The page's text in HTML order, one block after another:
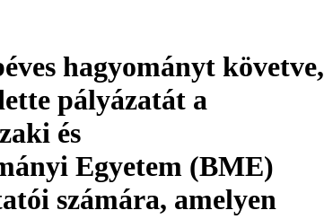
hagyományt követve,
pályázatát a
és
Egyetem (BME)
számára, amelyen